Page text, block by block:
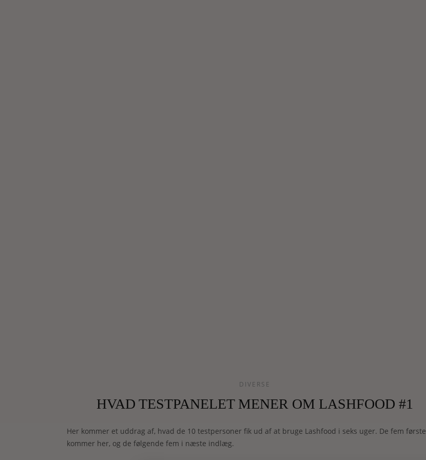
DIVERSE
HVAD TESTPANELET MENER OM LASHFOOD #1
Her kommer et uddrag af, hvad de 10 testpersoner fik ud af at bruge Lashfood i seks uger. De fem første
kommer her, og de følgende fem i næste indlæg.